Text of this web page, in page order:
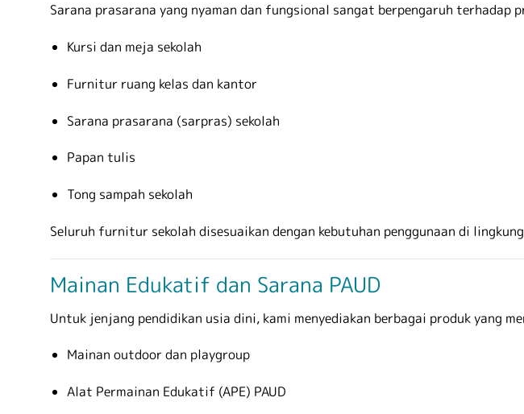
Sarana prasarana yang nyaman dan fungsional sangat berpengaruh terhadap
Kursi dan meja sekolah
Furnitur ruang kelas dan kantor
Sarana prasarana (sarpras) sekolah
Papan tulis
Tong sampah sekolah
Seluruh furnitur sekolah disesuaikan dengan kebutuhan penggunaan di
Mainan Edukatif dan Sarana PAUD
Untuk jenjang pendidikan usia dini, kami menyediakan berbagai produk yang
Mainan outdoor dan playgroup
Alat Permainan Edukatif (APE) PAUD